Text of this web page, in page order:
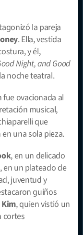
la pareja
. Ella, vestida
y él,
Night, and Good
noche teatral.
ovacionada al
musical,
que
una sola pieza.
, en un delicado
, en un plateado de
juventud y
guiños
Kim, quien vistió un
cortes